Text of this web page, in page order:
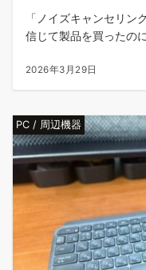
「ノイズキャンセリン
信じて製品を買ったの
2026年3月29日
PC / 周辺機器